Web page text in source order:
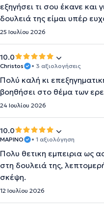
εξηγήσει τι σου έκανε
δουλειά της είμαι υπέρ
25 Ιουλίου 2026
10.0
Christos • 3 αξιολογήσεις
Πολύ καλή κι
βοηθήσει στο θέμα των
24 Ιουλίου 2026
10.0
ΜΑΡΙΝΟ • 1 αξιολόγηση
Πολυ θετικη εμπειρια ως
στη δουλειά της,
σκέψη.
12 Ιουλίου 2026